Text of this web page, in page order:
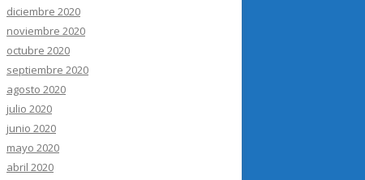
diciembre 2020
noviembre 2020
octubre 2020
septiembre 2020
agosto 2020
julio 2020
junio 2020
mayo 2020
abril 2020